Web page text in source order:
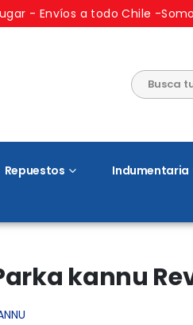
- Envíos a todo Chile -
Repuestos Indumentaria
kannu